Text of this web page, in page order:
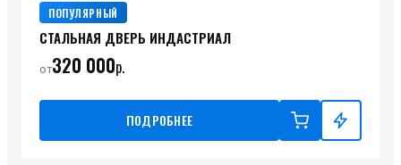
ПОПУЛЯРНЫЙ
СТАЛЬНАЯ ДВЕРЬ ИНДАСТРИАЛ
от320 000р.
ПОДРОБНЕЕ